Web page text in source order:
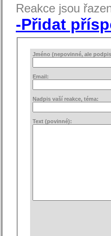
Reakce jsou
-Přidat
Jméno (nepovinné, ale
Email:
Nadpis vaší reakce, téma:
Text (povinné):